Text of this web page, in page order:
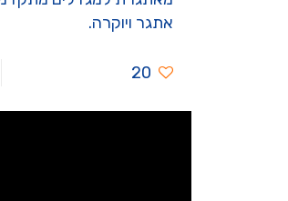
אתגר ויוקרה.
20